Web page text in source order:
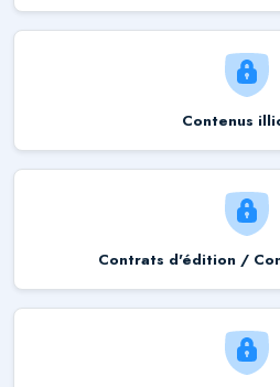
Contenus
Contrats d'édition /